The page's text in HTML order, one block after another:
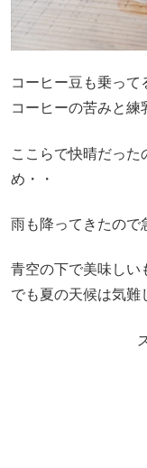
コーヒー豆も乗って
コーヒーの苦みと練
ここらで快晴だっ
め・・
雨も降ってきたので
青空の下で美味し
でも夏の天候は気難